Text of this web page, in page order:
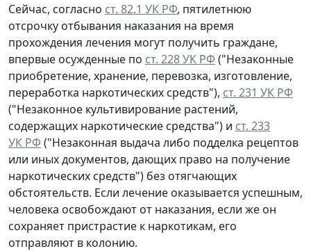
Сейчас, согласно ст. 82.1 УК РФ, пятилетнюю
отсрочку отбывания наказания на время
прохождения лечения могут получить граждане,
впервые осужденные по ст. 228 УК РФ ("Незаконные
приобретение, хранение, перевозка, изготовление,
переработка наркотических средств"), ст. 231 УК РФ
("Незаконное культивирование растений,
содержащих наркотические средства") и ст. 233
УК РФ ("Незаконная выдача либо подделка рецептов
или иных документов, дающих право на получение
наркотических средств") без отягчающих
обстоятельств. Если лечение оказывается успешным,
человека освобождают от наказания, если же он
сохраняет пристрастие к наркотикам, его
отправляют в колонию.